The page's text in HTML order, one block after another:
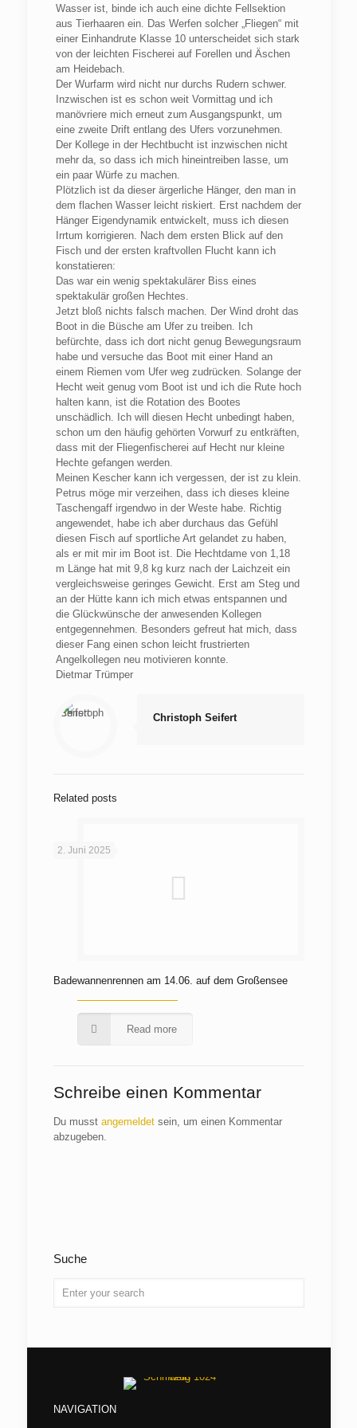
Wasser ist, binde ich auch eine dichte Fellsektion
aus Tierhaaren ein. Das Werfen solcher „Fliegen“ mit
einer Einhandrute Klasse 10 unterscheidet sich stark
von der leichten Fischerei auf Forellen und Äschen
am Heidebach.
Der Wurfarm wird nicht nur durchs Rudern schwer.
Inzwischen ist es schon weit Vormittag und ich
manövriere mich erneut zum Ausgangspunkt, um
eine zweite Drift entlang des Ufers vorzunehmen.
Der Kollege in der Hechtbucht ist inzwischen nicht
mehr da, so dass ich mich hineintreiben lasse, um
ein paar Würfe zu machen.
Plötzlich ist da dieser ärgerliche Hänger, den man in
dem flachen Wasser leicht riskiert. Erst nachdem der
Hänger Eigendynamik entwickelt, muss ich diesen
Irrtum korrigieren. Nach dem ersten Blick auf den
Fisch und der ersten kraftvollen Flucht kann ich
konstatieren:
Das war ein wenig spektakulärer Biss eines
spektakulär großen Hechtes.
Jetzt bloß nichts falsch machen. Der Wind droht das
Boot in die Büsche am Ufer zu treiben. Ich
befürchte, dass ich dort nicht genug Bewegungsraum
habe und versuche das Boot mit einer Hand an
einem Riemen vom Ufer weg zudrücken. Solange der
Hecht weit genug vom Boot ist und ich die Rute hoch
halten kann, ist die Rotation des Bootes
unschädlich. Ich will diesen Hecht unbedingt haben,
schon um den häufig gehörten Vorwurf zu entkräften,
dass mit der Fliegenfischerei auf Hecht nur kleine
Hechte gefangen werden.
Meinen Kescher kann ich vergessen, der ist zu klein.
Petrus möge mir verzeihen, dass ich dieses kleine
Taschengaff irgendwo in der Weste habe. Richtig
angewendet, habe ich aber durchaus das Gefühl
diesen Fisch auf sportliche Art gelandet zu haben,
als er mit mir im Boot ist. Die Hechtdame von 1,18
m Länge hat mit 9,8 kg kurz nach der Laichzeit ein
vergleichsweise geringes Gewicht. Erst am Steg und
an der Hütte kann ich mich etwas entspannen und
die Glückwünsche der anwesenden Kollegen
entgegennehmen. Besonders gefreut hat mich, dass
dieser Fang einen schon leicht frustrierten
Angelkollegen neu motivieren konnte.
Dietmar Trümper
Christoph Seifert
Related posts
2. Juni 2025
Badewannenrennen am 14.06. auf dem Großensee
Read more
Schreibe einen Kommentar
Du musst angemeldetsein, um einen Kommentar
abzugeben.
Suche
NAVIGATION